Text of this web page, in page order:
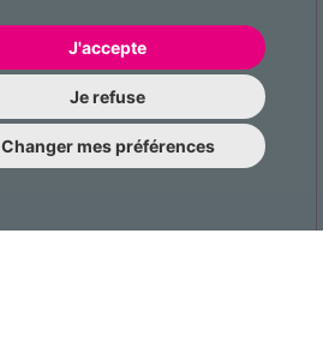
J'accepte
Je refuse
Changer mes préférences